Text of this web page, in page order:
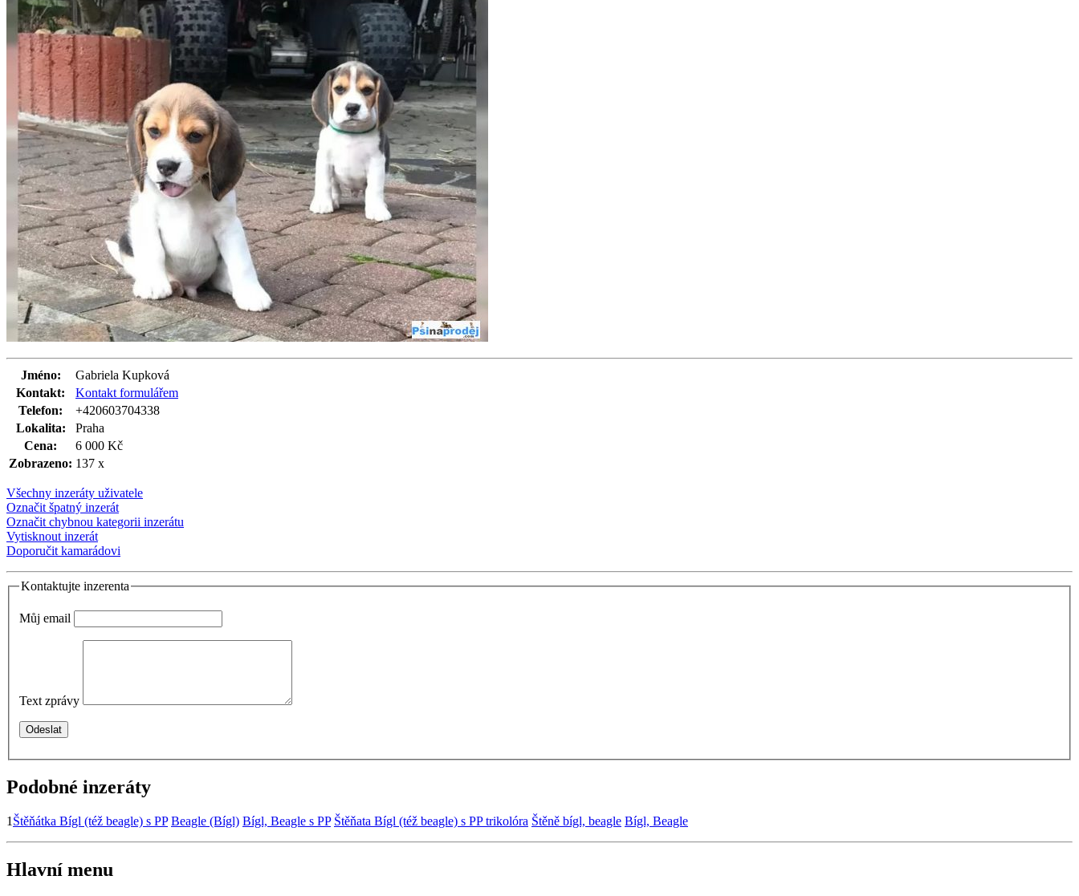
Jméno:
Gabriela Kupková
Kontakt:
Kontakt formulářem
Telefon:
+420603704338
Lokalita:
Praha
Cena:
6 000 Kč
Zobrazeno: 137 x
Všechny inzeráty uživatele
Označit špatný inzerát
Označit chybnou kategorii inzerátu
Vytisknout inzerát
Doporučit kamarádovi
Kontaktujte inzerenta
Můj email
Text zprávy
Podobné inzeráty
1 Štěňátka Bígl (též beagle) s PP Beagle (Bígl) Bígl, Beagle s PP Štěňata Bígl (též beagle) s PP trikolóra Štěně bígl, beagle Bígl, Beagle
Hlavní menu